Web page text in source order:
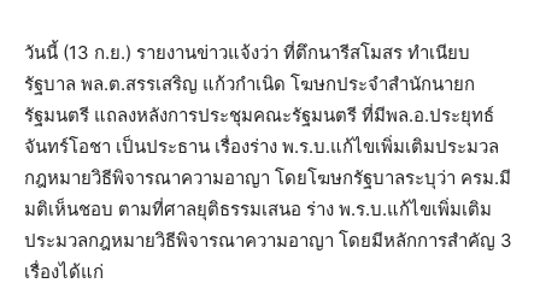
วันนี้ (13 ก.ย.) รายงานข่าวแจ้งว่า ที่ตึกนารีสโมสร ทำเนียบ
รัฐบาล พล.ต.สรรเสริญ แก้วกำเนิด โฆษกประจำสำนักนายก
รัฐมนตรี แถลงหลังการประชุมคณะรัฐมนตรี ที่มีพล.อ.ประยุทธ์
จันทร์โอชา เป็นประธาน เรื่องร่าง พ.ร.บ.แก้ไขเพิ่มเติมประมวล
กฎหมายวิธีพิจารณาความอาญา โดยโฆษกรัฐบาลระบุว่า ครม.มี
มติเห็นชอบ ตามที่ศาลยุติธรรมเสนอ ร่าง พ.ร.บ.แก้ไขเพิ่มเติม
ประมวลกฎหมายวิธีพิจารณาความอาญา โดยมีหลักการสำคัญ 3
เรื่องได้แก่